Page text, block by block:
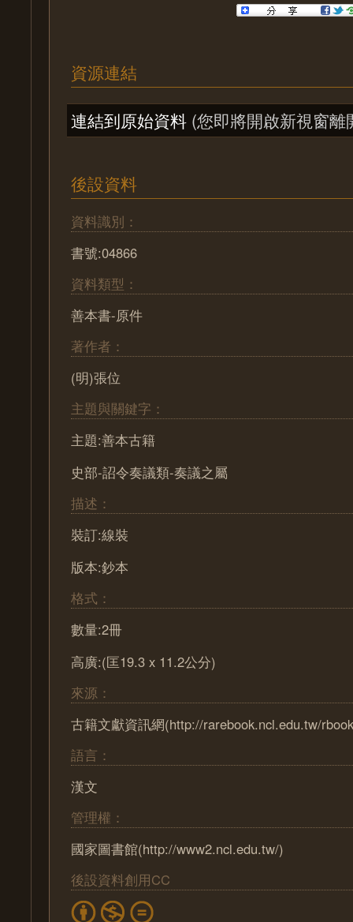
資源連結
連結到原始資料 (您即將開啟新視窗離
後設資料
資料識別：
書號:04866
資料類型：
善本書-原件
著作者：
(明)張位
主題與關鍵字：
主題:善本古籍
史部-詔令奏議類-奏議之屬
描述：
裝訂:線裝
版本:鈔本
格式：
數量:2冊
高廣:(匡19.3 x 11.2公分)
來源：
古籍文獻資訊網(http://rarebook.ncl.edu.tw/
語言：
漢文
管理權：
國家圖書館(http://www2.ncl.edu.tw/)
後設資料創用CC